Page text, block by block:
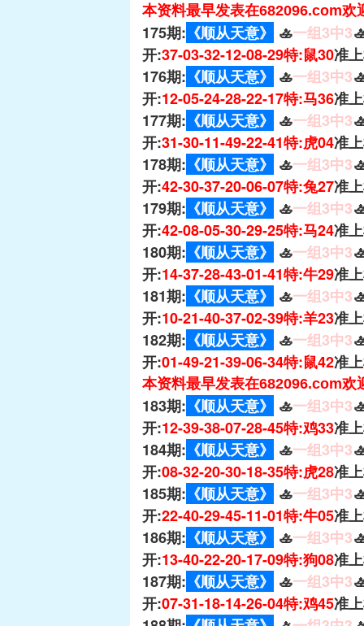
本资料最早发表在682096.com欢
175期: 《顺从天意》 🚣一组3中3
开:37-03-32-12-08-29特:鼠30准
176期: 《顺从天意》 🚣一组3中3
开:12-05-24-28-22-17特:马36准
177期: 《顺从天意》 🚣一组3中3
开:31-30-11-49-22-41特:虎04准
178期: 《顺从天意》 🚣一组3中3
开:42-30-37-20-06-07特:兔27准
179期: 《顺从天意》 🚣一组3中3
开:42-08-05-30-29-25特:马24准
180期: 《顺从天意》 🚣一组3中3
开:14-37-28-43-01-41特:牛29准
181期: 《顺从天意》 🚣一组3中3
开:10-21-40-37-02-39特:羊23准
182期: 《顺从天意》 🚣一组3中3
开:01-49-21-39-06-34特:鼠42准
本资料最早发表在682096.com欢
183期: 《顺从天意》 🚣一组3中3
开:12-39-38-07-28-45特:鸡33准
184期: 《顺从天意》 🚣一组3中3
开:08-32-20-30-18-35特:虎28准
185期: 《顺从天意》 🚣一组3中3
开:22-40-29-45-11-01特:牛05准
186期: 《顺从天意》 🚣一组3中3
开:13-40-22-20-17-09特:狗08准
187期: 《顺从天意》 🚣一组3中3
开:07-31-18-14-26-04特:鸡45准